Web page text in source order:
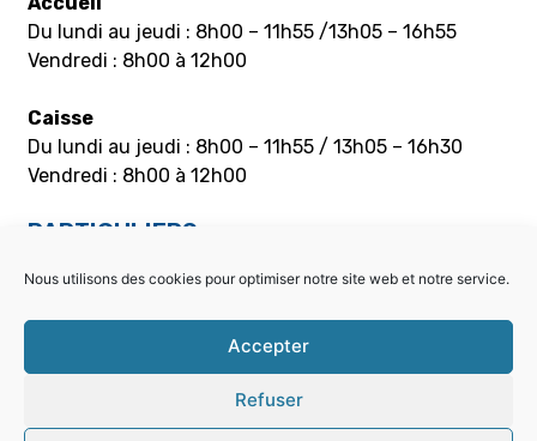
Nous utilisons des cookies pour optimiser notre site web et notre service.
Accepter
Refuser
Du lundi au jeudi : 8h00 – 11h55 /13h05 – 16h55
Vendredi : 8h00 à 12h00
Caisse
Du lundi au jeudi : 8h00 – 11h55 / 13h05 – 16h30
Vendredi : 8h00 à 12h00
PARTICULIERS
Choisir la bonne offre
Mon contrat – Particuliers
Souscription / résiliation